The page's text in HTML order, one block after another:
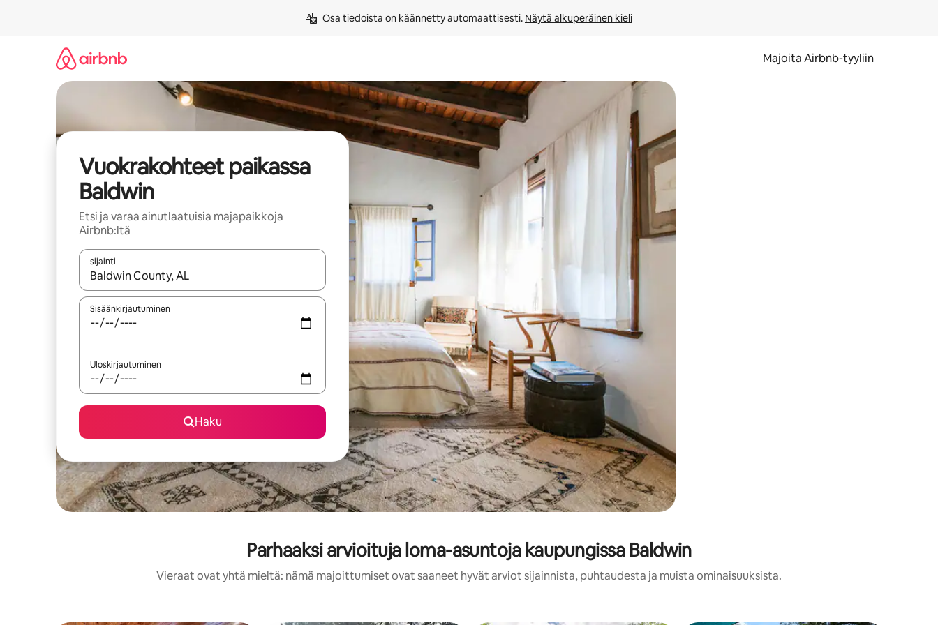
Osa tiedoista on käännetty automaattisesti. Näytä alkuperäinen kieli
Majoita Airbnb-tyyliin
Vuokrakohteet paikassa
Baldwin
Etsi ja varaa ainutlaatuisia majapaikkoja
Airbnb:ltä
sijainti
Kun tulokset ovat saatavilla, navigoi ylös- ja alas-nuolinäppäimillä tai tutustu koskettamalla tai pyyhkäisemällä.
Sisäänkirjautuminen
Uloskirjautuminen
Haku
Parhaaksi arvioituja loma-asuntoja kaupungissa Baldwin
Vieraat ovat yhtä mieltä: nämä majoittumiset ovat saaneet hyvät arviot sijainnista, puhtaudesta ja muista ominaisuuksista.